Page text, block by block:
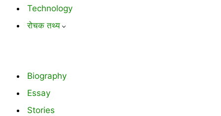
Technology
रोचक तथ्य
Biography
Essay
Stories